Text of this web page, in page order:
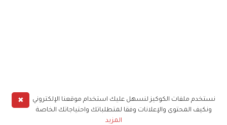
✖
نستخدم ملفات الكوكيز لنسهل عليك استخدام موقعنا الإلكتروني
ونكيف المحتوى والإعلانات وفقا لمتطلباتك واحتياجاتك الخاصة
المزيد